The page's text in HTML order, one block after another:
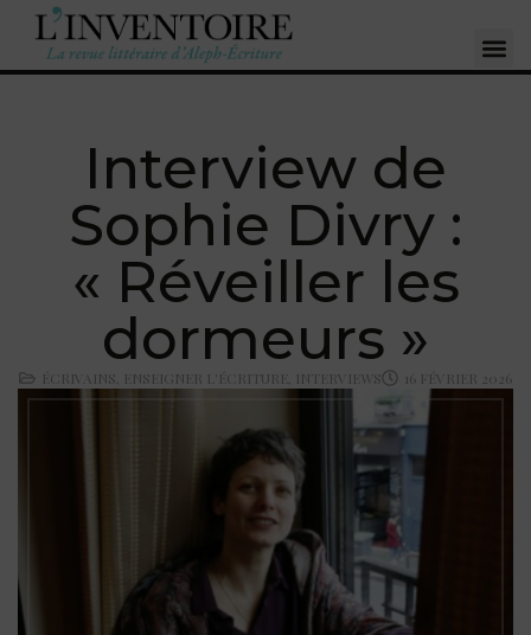
Interview de
Sophie Divry :
« Réveiller les
dormeurs »
ÉCRIVAINS ENSEIGNER L'ÉCRITURE INTERVIEWS 16 FÉVRIER 2026